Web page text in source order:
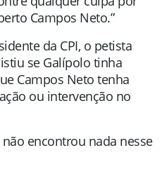
Campos Neto.”
da CPI, o petista
se Galípolo tinha
Campos Neto tenha
ou intervenção no
encontrou nada nesse